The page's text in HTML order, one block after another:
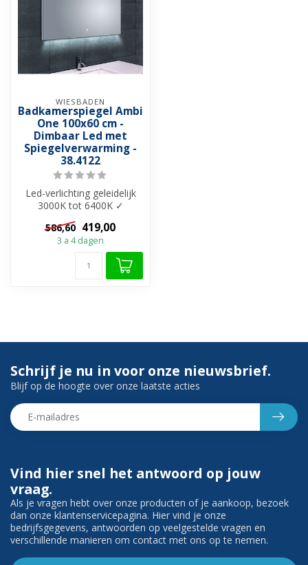
WIESBADEN
Badkamerspiegel Ambi
One 100x60 cm -
Dimbaar Led met
Spiegelverwarming -
38.4122
Led-verlichting geleidelijk
3000K tot 6400K ✓
Dimbaar verlichting ✓
Spiegelverwa...
586,60 419,00
3 a 4 dagen
Vind hier snel het antwoord op jouw
vraag.
Als je vragen hebt over onze producten of je aankoop, bezoek
dan onze klantenservicepagina. Hier vind je onze
bedrijfsgegevens, antwoorden op veelgestelde vragen en
verschillende manieren om contact met ons op te nemen.
Schrijf je nu in voor onze nieuwsbrief.
Blijf op de hoogte over onze laatste acties